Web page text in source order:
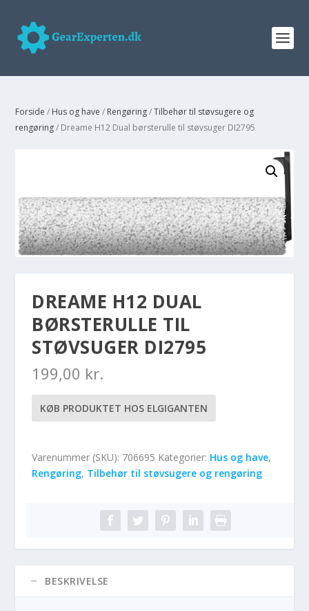
Forside / Hus og have / Rengøring/Tilbehør til støvsugere og
rengøring/ Dreame H12 Dual børsterulle til støvsuger DI2795
DREAME H12 DUAL
BØRSTERULLE TIL
STØVSUGER DI2795
199,00 kr.
KØB PRODUKTET HOS ELGIGANTEN
Varenummer (SKU): 706695 Kategorier: Hus og have,
Rengøring, Tilbehør til støvsugere og rengøring
BESKRIVELSE